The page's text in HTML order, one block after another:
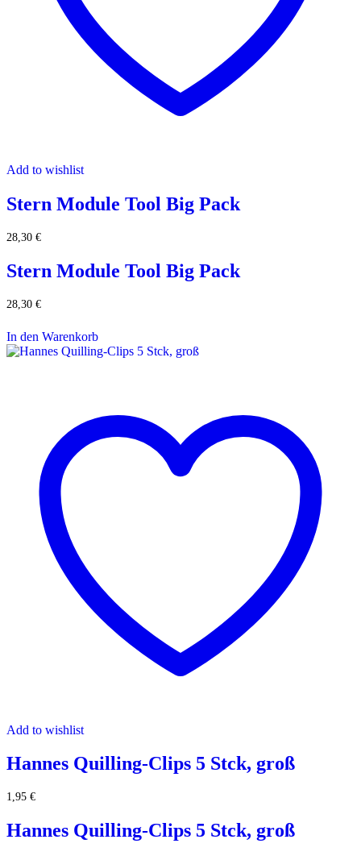
Add to wishlist
Stern Module Tool Big Pack
28,30 €
Stern Module Tool Big Pack
28,30 €
In den Warenkorb
Add to wishlist
Hannes Quilling-Clips 5 Stck, groß
1,95 €
Hannes Quilling-Clips 5 Stck, groß